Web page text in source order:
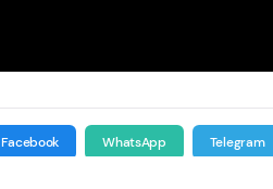
Facebook WhatsApp Telegram